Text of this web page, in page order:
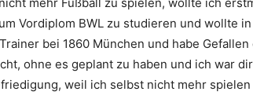
Vordiplom BWL zu studieren und wollte
bei 1860 München und habe
ohne es geplant zu haben und ich war
weil ich selbst nicht mehr